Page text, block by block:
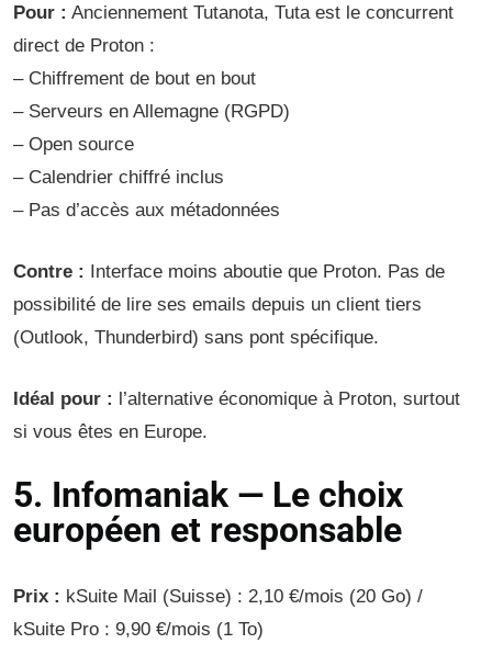
Pour : Anciennement Tutanota, Tuta est le concurrent
direct de Proton :
– Chiffrement de bout en bout
– Serveurs en Allemagne (RGPD)
– Open source
– Calendrier chiffré inclus
– Pas d’accès aux métadonnées
Contre : Interface moins aboutie que Proton. Pas de
possibilité de lire ses emails depuis un client tiers
(Outlook, Thunderbird) sans pont spécifique.
Idéal pour : l’alternative économique à Proton, surtout
si vous êtes en Europe.
5. Infomaniak — Le choix
européen et responsable
Prix : kSuite Mail (Suisse) : 2,10 €/mois (20 Go) /
kSuite Pro : 9,90 €/mois (1 To)